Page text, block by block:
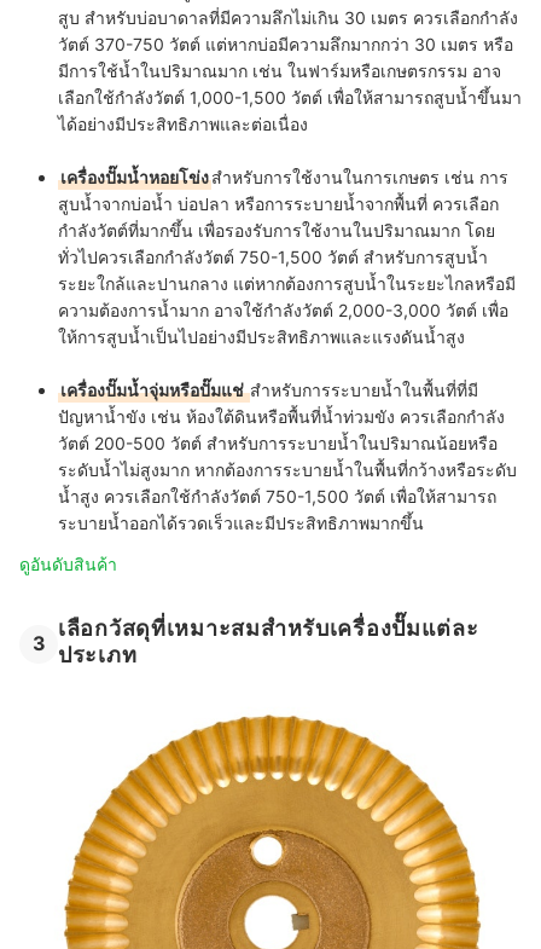
สูบ สำหรับบ่อบาดาลที่มีความลึกไม่เกิน 30 เมตร ควรเลือกกำลัง
วัตต์ 370-750 วัตต์ แต่หากบ่อมีความลึกมากกว่า 30 เมตร หรือ
มีการใช้น้ำในปริมาณมาก เช่น ในฟาร์มหรือเกษตรกรรม อาจ
เลือกใช้กำลังวัตต์ 1,000-1,500 วัตต์ เพื่อให้สามารถสูบน้ำขึ้นมา
ได้อย่างมีประสิทธิภาพและต่อเนื่อง
เครื่องปั๊มน้ำหอยโข่งสำหรับการใช้งานในการเกษตร เช่น การ
สูบน้ำจากบ่อน้ำ บ่อปลา หรือการระบายน้ำจากพื้นที่ ควรเลือก
กำลังวัตต์ที่มากขึ้น เพื่อรองรับการใช้งานในปริมาณมาก โดย
ทั่วไปควรเลือกกำลังวัตต์ 750-1,500 วัตต์ สำหรับการสูบน้ำ
ระยะใกล้และปานกลาง แต่หากต้องการสูบน้ำในระยะไกลหรือมี
ความต้องการน้ำมาก อาจใช้กำลังวัตต์ 2,000-3,000 วัตต์ เพื่อ
ให้การสูบน้ำเป็นไปอย่างมีประสิทธิภาพและแรงดันน้ำสูง
เครื่องปั๊มน้ำจุ่มหรือปั๊มแช่สำหรับการระบายน้ำในพื้นที่ที่มี
ปัญหาน้ำขัง เช่น ห้องใต้ดินหรือพื้นที่น้ำท่วมขัง ควรเลือกกำลัง
วัตต์ 200-500 วัตต์ สำหรับการระบายน้ำในปริมาณน้อยหรือ
ระดับน้ำไม่สูงมาก หากต้องการระบายน้ำในพื้นที่กว้างหรือระดับ
น้ำสูง ควรเลือกใช้กำลังวัตต์ 750-1,500 วัตต์ เพื่อให้สามารถ
ระบายน้ำออกได้รวดเร็วและมีประสิทธิภาพมากขึ้น
ดูอันดับสินค้า
3
เลือกวัสดุที่เหมาะสมสำหรับเครื่องปั๊มแต่ละ
ประเภท